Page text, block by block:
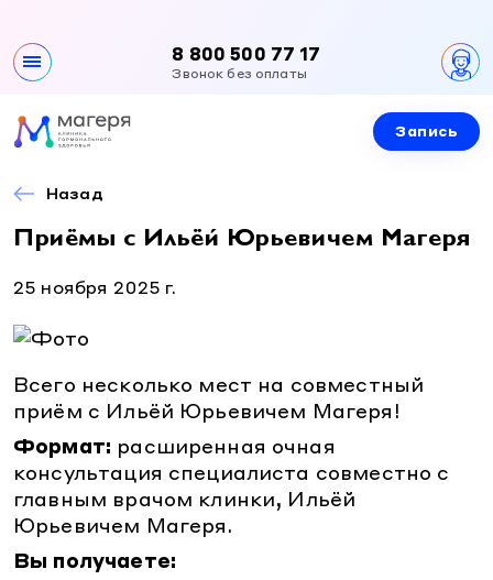
Клиника
О клинике
Контакты
Направления
Все направления
Эндокринология
Гинекология
Детская эндокринология
Детская гинекология
УЗИ
Оториноларингология (ЛОР)
Урология
Детская эндокринология
Детская гинекология
УЗИ
Оториноларингология (ЛОР)
Услуги и цены
УЗИ
Лабораторная диагностика
Процедурный кабинет
Новости и акции
Правовая информация
Лицензия
Пациентам
Контакты
8 800 500 77 17
Звонок без оплаты
Запись
Назад
Приёмы с Ильёй Юрьевичем Магеря
25 ноября 2025 г.
Всего несколько мест на совместный
приём с Ильёй Юрьевичем Магеря!
Формат: расширенная очная
консультация специалиста совместно с
главным врачом клинки, Ильёй
Юрьевичем Магеря.
Вы получаете: